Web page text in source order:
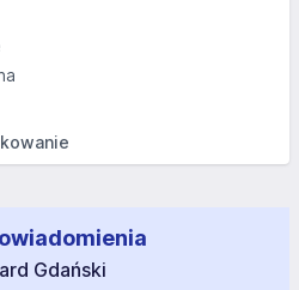
Gdański